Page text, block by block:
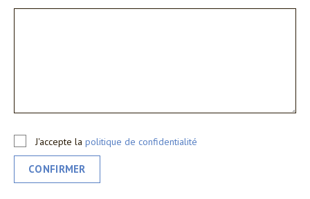
J'accepte la politique de confidentialité
CONFIRMER